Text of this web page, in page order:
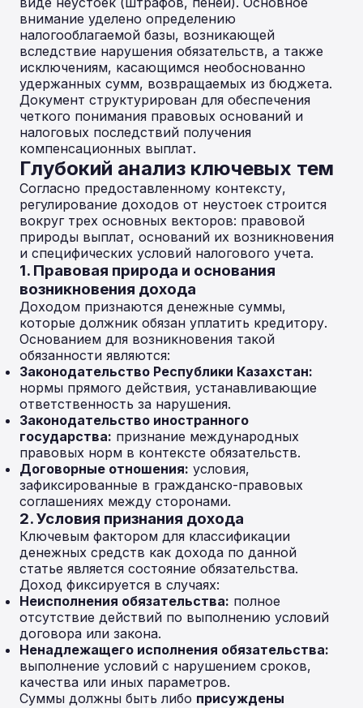
внимание уделено определению
налогооблагаемой базы, возникающей
вследствие нарушения обязательств, а также
исключениям, касающимся необоснованно
удержанных сумм, возвращаемых из бюджета.
Документ структурирован для обеспечения
четкого понимания правовых оснований и
налоговых последствий получения
компенсационных выплат.
Глубокий анализ ключевых тем
Согласно предоставленному контексту,
регулирование доходов от неустоек строится
вокруг трех основных векторов: правовой
природы выплат, оснований их возникновения
и специфических условий налогового учета.
1. Правовая природа и основания
возникновения дохода
Доходом признаются денежные суммы,
которые должник обязан уплатить кредитору.
Основанием для возникновения такой
обязанности являются:
Законодательство Республики Казахстан:
нормы прямого действия, устанавливающие
ответственность за нарушения.
Законодательство иностранного
государства: признание международных
правовых норм в контексте обязательств.
Договорные отношения: условия,
зафиксированные в гражданско-правовых
соглашениях между сторонами.
2. Условия признания дохода
Ключевым фактором для классификации
денежных средств как дохода по данной
статье является состояние обязательства.
Доход фиксируется в случаях:
Неисполнения обязательства: полное
отсутствие действий по выполнению условий
договора или закона.
Ненадлежащего исполнения обязательства:
выполнение условий с нарушением сроков,
качества или иных параметров.
Суммы должны быть либо присуждены